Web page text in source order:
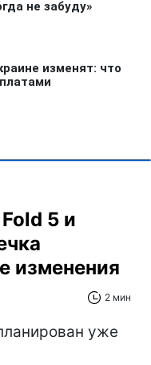
5 и
изменения
2 мин
уже